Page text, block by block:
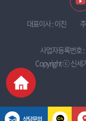
싱가폴국제학교
상담문의
대표이사 : 이진
사업자등록번호 :
Copyright ⓒ 신세기